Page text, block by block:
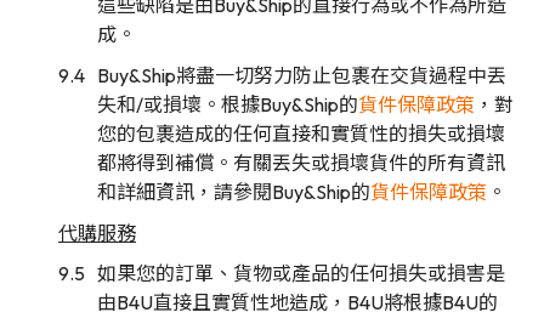
這些缺陷是由Buy&Ship的直接行為或不作為所造
成。
Buy&Ship將盡一切努力防止包裹在交貨過程中丟
失和/或損壞。根據Buy&Ship的貨件保障政策 ，對
您的包裹造成的任何直接和實質性的損失或損壞
都將得到補償。有關丟失或損壞貨件的所有資訊
和詳細資訊，請參閱Buy&Ship的貨件保障政策 。
代購服務
如果您的訂單、貨物或產品的任何損失或損害是
由B4U直接且實質性地造成，B4U將根據B4U的